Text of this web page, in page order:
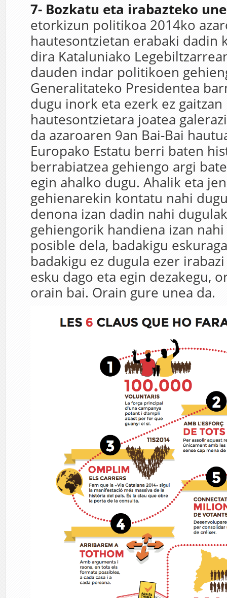
7- Bozkatu eta irabazteko
etorkizun politikoa 2014ko
hautesontzietan erabaki dadin
dira Kataluniako
dauden indar politikoen
Generalitateko Presidentea
dugu inork eta ezerk ez gaitzan
hautesontzietara joatea
da azaroaren 9an Bai-Bai
Europako Estatu berri baten
berrabiatzea gehiengo argi
egin ahalko dugu. Ahalik eta
gehienarekin kontatu nahi
denona izan dadin nahi
gehiengorik handiena izan
posible dela, badakigu
badakigu ez dugula ezer
esku dago eta egin dezakegu,
orain bai. Orain gure unea da.